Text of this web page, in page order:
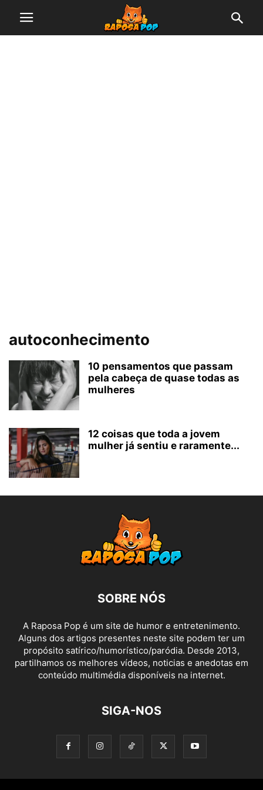
autoconhecimento
10 pensamentos que passam
pela cabeça de quase todas as
mulheres
12 coisas que toda a jovem
mulher já sentiu e raramente...
SOBRE NÓS
A Raposa Pop é um site de humor e entretenimento.
Alguns dos artigos presentes neste site podem ter um
propósito satírico/humorístico/paródia. Desde 2013,
partilhamos os melhores vídeos, noticias e anedotas em
conteúdo multimédia disponíveis na internet.
SIGA-NOS